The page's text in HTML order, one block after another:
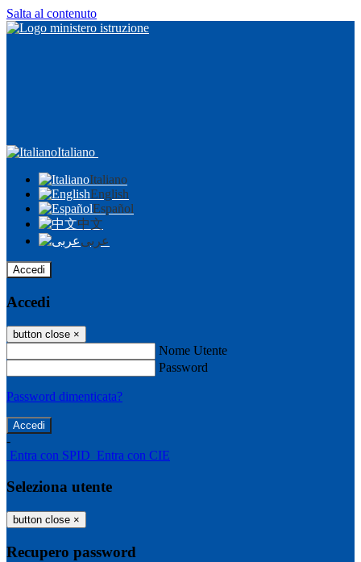
Salta al contenuto
Italiano
Italiano
English
Español
中文
عربى
Accedi
Accedi
button close ×
Nome Utente
Password
Password dimenticata?
-
Entra con SPID Entra con CIE
Seleziona utente
button close ×
Recupero password